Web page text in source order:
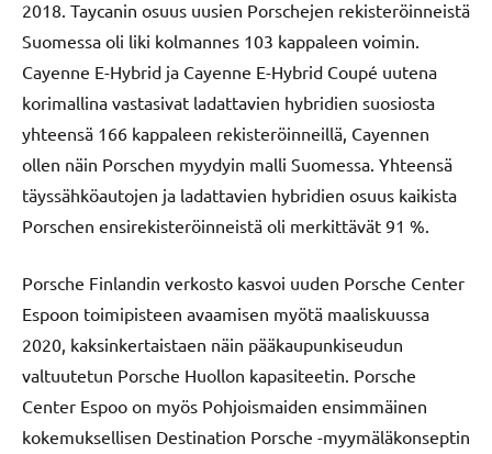
2018. Taycanin osuus uusien Porschejen rekisteröinneistä
Suomessa oli liki kolmannes 103 kappaleen voimin.
Cayenne E-Hybrid ja Cayenne E-Hybrid Coupé uutena
korimallina vastasivat ladattavien hybridien suosiosta
yhteensä 166 kappaleen rekisteröinneillä, Cayennen
ollen näin Porschen myydyin malli Suomessa. Yhteensä
täyssähköautojen ja ladattavien hybridien osuus kaikista
Porschen ensirekisteröinneistä oli merkittävät 91 %.
Porsche Finlandin verkosto kasvoi uuden Porsche Center
Espoon toimipisteen avaamisen myötä maaliskuussa
2020, kaksinkertaistaen näin pääkaupunkiseudun
valtuutetun Porsche Huollon kapasiteetin. Porsche
Center Espoo on myös Pohjoismaiden ensimmäinen
kokemuksellisen Destination Porsche -myymäläkonseptin